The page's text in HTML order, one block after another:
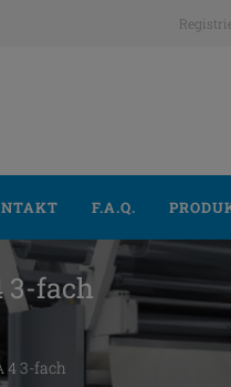
F.A.Q.
3-fach
4 3-fach